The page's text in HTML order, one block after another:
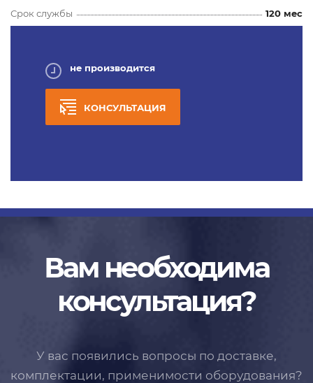
Срок службы
120 мес
не производится
КОНСУЛЬТАЦИЯ
Вам необходима
консультация?
У вас появились вопросы по доставке,
комплектации, применимости оборудования?